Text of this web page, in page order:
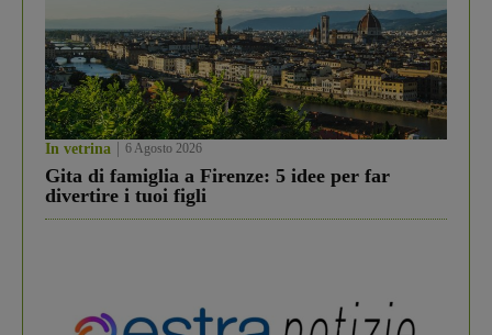
In vetrina 6 Agosto 2026
Gita di famiglia a Firenze: 5 idee per far
divertire i tuoi figli